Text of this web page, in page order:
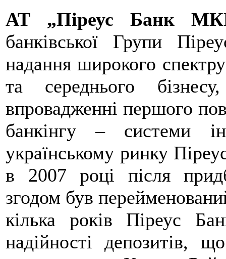
АТ „Піреус Банк
банківської Групи
надання широкого
та середнього
впровадженні першого
банкінгу – системи
українському ринку
в 2007 році після
згодом був
кілька років Піреус
надійності депозитів,